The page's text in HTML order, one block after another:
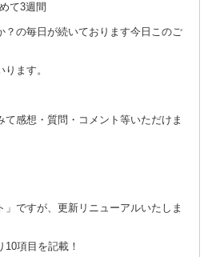
て3週間
？の毎日が続いております今日このご
ます。
て感想・質問・コメント等いただけま
」ですが、更新リニューアルいたしま
項目を記載！